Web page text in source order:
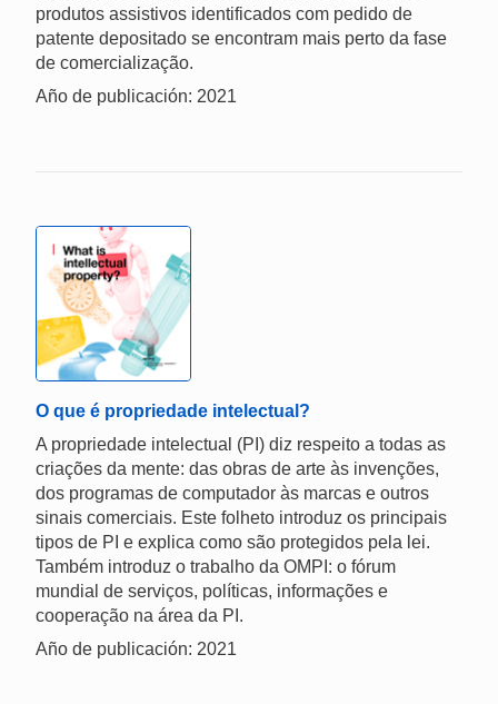
produtos assistivos identificados com pedido de
patente depositado se encontram mais perto da fase
de comercialização.
Año de publicación: 2021
O que é propriedade intelectual?
A propriedade intelectual (PI) diz respeito a todas as
criações da mente: das obras de arte às invenções,
dos programas de computador às marcas e outros
sinais comerciais. Este folheto introduz os principais
tipos de PI e explica como são protegidos pela lei.
Também introduz o trabalho da OMPI: o fórum
mundial de serviços, políticas, informações e
cooperação na área da PI.
Año de publicación: 2021